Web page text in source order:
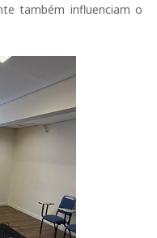
também influenciam o